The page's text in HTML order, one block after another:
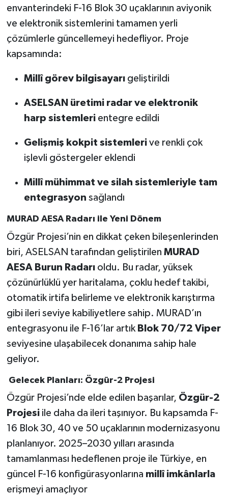
envanterindeki F-16 Blok 30 uçaklarının aviyonik
ve elektronik sistemlerini tamamen yerli
çözümlerle güncellemeyi hedefliyor. Proje
kapsamında:
Millî görev bilgisayarıgeliştirildi
ASELSAN üretimi radar ve elektronik
harp sistemlerientegre edildi
Gelişmiş kokpit sistemlerive renkli çok
işlevli göstergeler eklendi
Millî mühimmat ve silah sistemleriyle tam
entegrasyon sağlandı
MURAD AESA Radarı ile Yeni Dönem
Özgür Projesi’nin en dikkat çeken bileşenlerinden
biri, ASELSAN tarafından geliştirilen MURAD
AESA Burun Radarıoldu. Bu radar, yüksek
çözünürlüklü yer haritalama, çoklu hedef takibi,
otomatik irtifa belirleme ve elektronik karıştırma
gibi ileri seviye kabiliyetlere sahip. MURAD’ın
entegrasyonu ile F-16’lar artık Blok 70/72 Viper
seviyesine ulaşabilecek donanıma sahip hale
geliyor.
Gelecek Planları: Özgür-2 Projesi
Özgür Projesi’nde elde edilen başarılar, Özgür-2
Projesiile daha da ileri taşınıyor. Bu kapsamda F-
16 Blok 30, 40 ve 50 uçaklarının modernizasyonu
planlanıyor. 2025–2030 yılları arasında
tamamlanması hedeflenen proje ile Türkiye, en
güncel F-16 konfigürasyonlarına millî imkânlarla
erişmeyi amaçlıyor